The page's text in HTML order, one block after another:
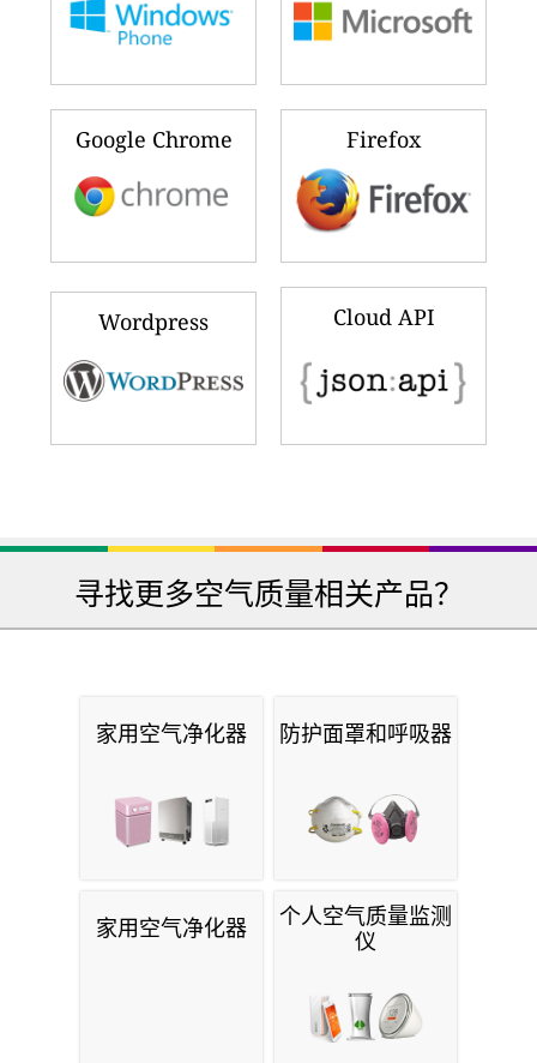
Google Chrome Firefox
Wordpress Cloud API
寻找更多空气质量相关产品？
家用空气净化器 防护面罩和呼吸器
家用空气净化器
个人空气质量监测
仪